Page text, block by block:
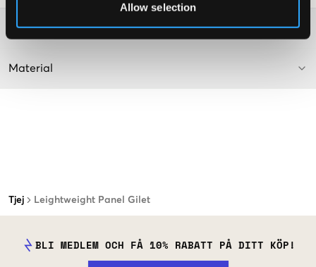
Allow selection
Tjej Leightweight Panel Gilet
Mer information om tvättråd
Material
BLI MEDLEM OCH FÅ 10% RABATT PÅ DITT KÖP!